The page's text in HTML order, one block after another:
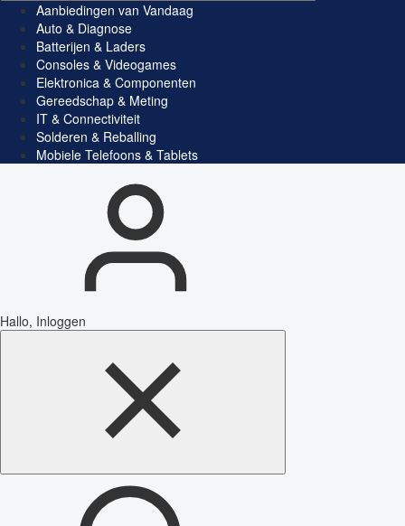
Aanbiedingen van Vandaag
Auto & Diagnose
Batterijen & Laders
Consoles & Videogames
Elektronica & Componenten
Gereedschap & Meting
IT & Connectiviteit
Solderen & Reballing
Mobiele Telefoons & Tablets
Hallo, Inloggen